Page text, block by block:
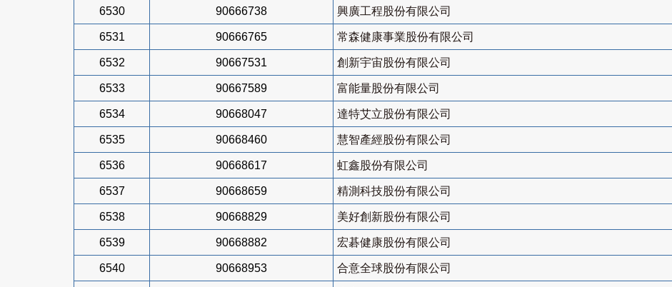
6530 90666738 興廣工程股份有限公司
6531 90666765 常森健康事業股份有限公司
6532 90667531 創新宇宙股份有限公司
6533 90667589 富能量股份有限公司
6534 90668047 達特艾立股份有限公司
6535 90668460 慧智產經股份有限公司
6536 90668617 虹鑫股份有限公司
6537 90668659 精測科技股份有限公司
6538 90668829 美好創新股份有限公司
6539 90668882 宏碁健康股份有限公司
6540 90668953 合意全球股份有限公司